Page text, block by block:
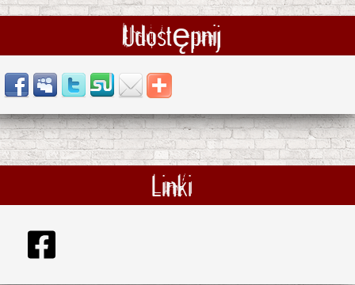
Udostępnij
Linki